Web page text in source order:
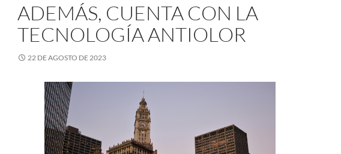
ADEMÁS, CUENTA CON LA
TECNOLOGÍA ANTIOLOR
22 DE AGOSTO DE 2023